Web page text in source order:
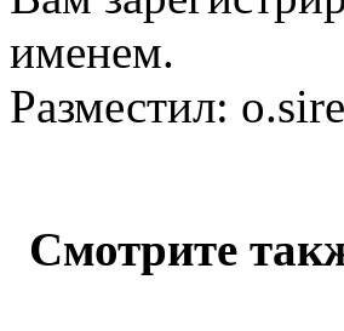
именем.
Разместил:
Смотрите